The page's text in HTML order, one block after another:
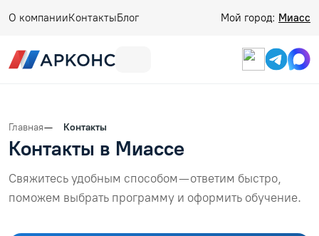
О компанииКонтактыБлог Мой город: Миасс
Главная Контакты
Контакты в Миассе
Свяжитесь удобным способом — ответим быстро,
поможем выбрать программу и оформить обучение.